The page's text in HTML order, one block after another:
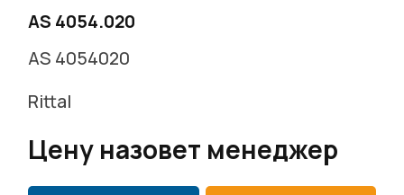
AS 4054.020
AS 4054020
Rittal
Цену назовет менеджер